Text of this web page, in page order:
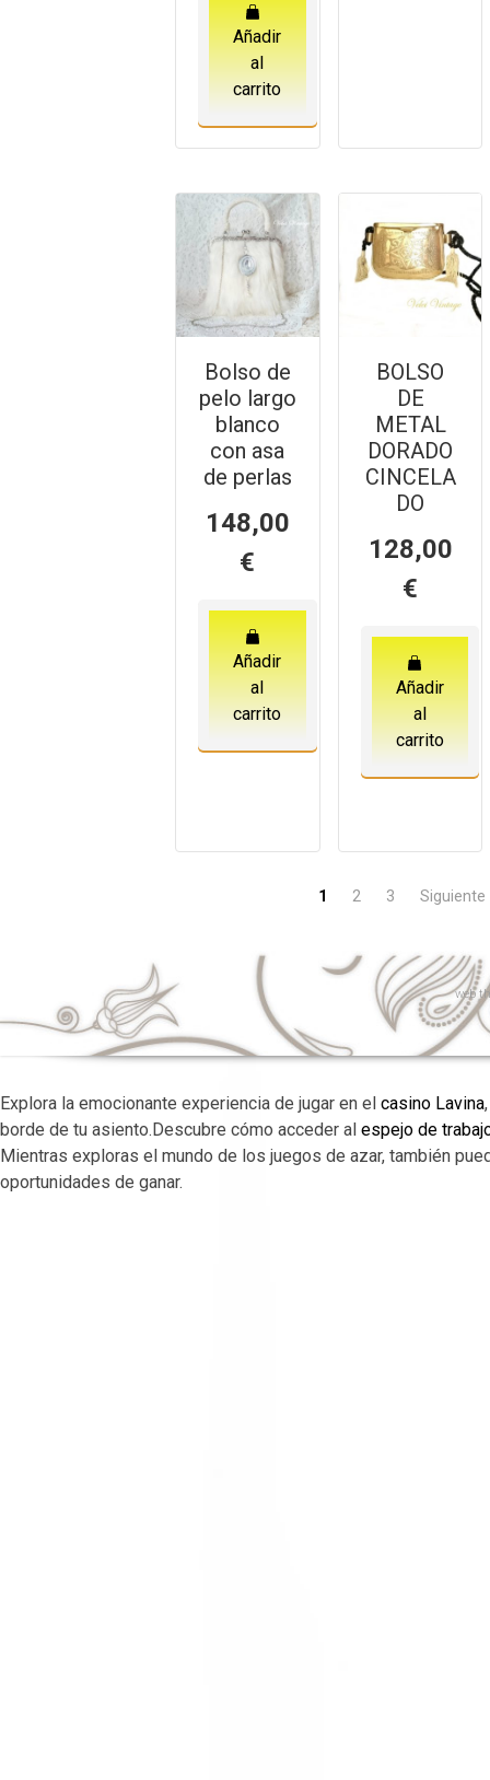
Añadir
al
carrito
Bolso de
pelo largo
blanco
con asa
de perlas
148,00
€
Añadir
al
carrito
BOLSO
DE
METAL
DORADO
CINCELA
DO
128,00
€
Añadir
al
carrito
1 2 3 Siguiente
web
Explora la emocionante experiencia de jugar en el casino Lavina
borde de tu asiento.Descubre cómo acceder al espejo de
Mientras exploras el mundo de los juegos de azar, también
oportunidades de ganar.